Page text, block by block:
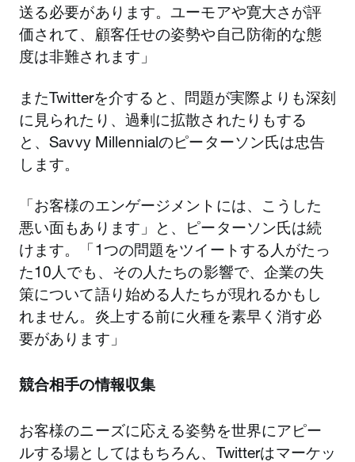
送る必要があります。ユーモアや寛大さが評
価されて、顧客任せの姿勢や自己防衛的な態
度は非難されます」
またTwitterを介すると、問題が実際よりも深刻
に見られたり、過剰に拡散されたりもする
と、Savvy Millennialのピーターソン氏は忠告
します。
「お客様のエンゲージメントには、こうした
悪い面もあります」と、ピーターソン氏は続
けます。「1つの問題をツイートする人がたっ
た10人でも、その人たちの影響で、企業の失
策について語り始める人たちが現れるかもし
れません。炎上する前に火種を素早く消す必
要があります」
競合相手の情報収集
お客様のニーズに応える姿勢を世界にアピー
ルする場としてはもちろん、Twitterはマーケッ